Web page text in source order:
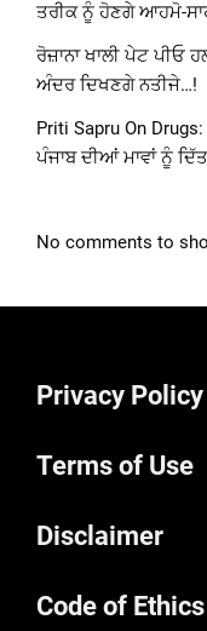
ਤਰੀਕ ਨੂੰ ਹੋਣਗੇ ਆਹਮੋ-
ਰੋਜ਼ਾਨਾ ਖਾਲੀ ਪੇਟ
ਅੰਦਰ ਦਿਖਣਗੇ ਨਤੀਜੇ…!
Priti Sapru On
ਪੰਜਾਬ ਦੀਆਂ ਮਾਵਾਂ ਨੂੰ
No comments to
Privacy Policy
Terms of Use
Disclaimer
Code of Ethics